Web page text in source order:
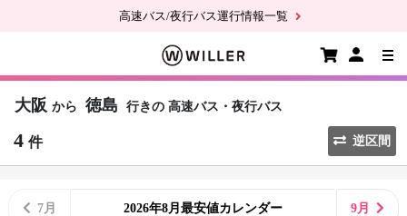
高速バス/夜行バス運行情報一覧
大阪 から 徳島 行きの 高速バス・夜行バス
4 件 逆区間
7月 2026年8月最安値カレンダー 9月